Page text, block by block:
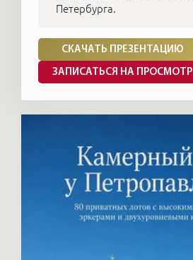
Петербурга.
СКАЧАТЬ ПРЕЗЕНТАЦИЮ
ЗАПИСАТЬСЯ НА ПРОСМОТР